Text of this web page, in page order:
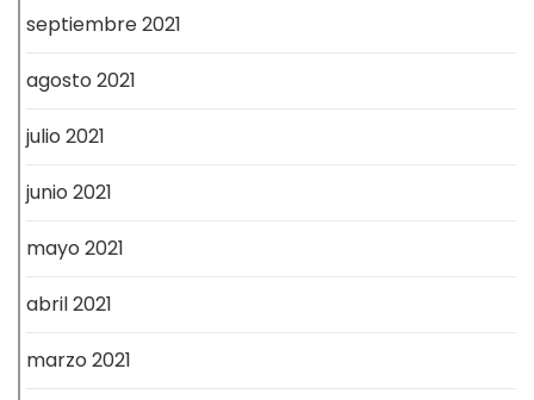
septiembre 2021
agosto 2021
julio 2021
junio 2021
mayo 2021
abril 2021
marzo 2021